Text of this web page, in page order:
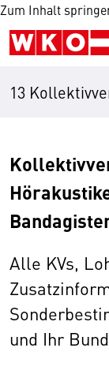
Zum Inhalt
13
Alle KVs,
und Ihr